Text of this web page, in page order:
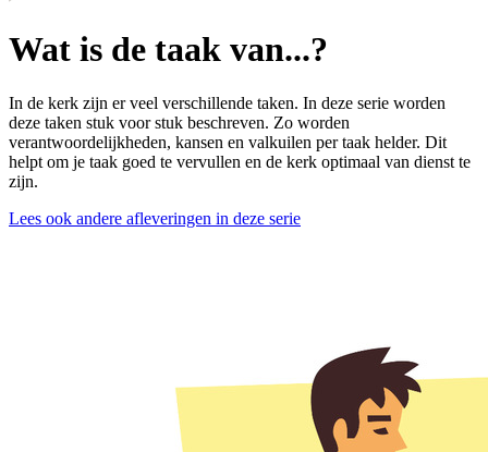
Wat is de taak van...?
In de kerk zijn er veel verschillende taken. In deze serie worden
deze taken stuk voor stuk beschreven. Zo worden
verantwoordelijkheden, kansen en valkuilen per taak helder. Dit
helpt om je taak goed te vervullen en de kerk optimaal van dienst te
zijn.
Lees ook andere afleveringen in deze serie